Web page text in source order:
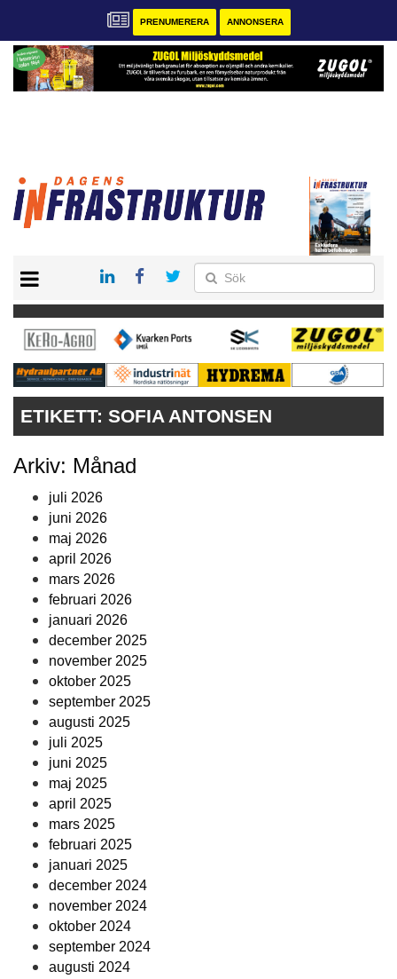
PRENUMERERA ANNONSERA
KONTAKT
VÅRA ANDRA MAGASIN
PRENUMERERA
ANNONSERA
ETIKETT: SOFIA ANTONSEN
Arkiv: Månad
juli 2026
juni 2026
maj 2026
april 2026
mars 2026
februari 2026
januari 2026
december 2025
november 2025
oktober 2025
september 2025
augusti 2025
juli 2025
juni 2025
maj 2025
april 2025
mars 2025
februari 2025
januari 2025
december 2024
november 2024
oktober 2024
september 2024
augusti 2024